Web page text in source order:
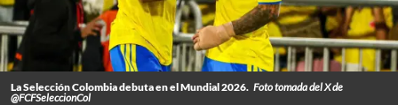
La Selección Colombia debuta en el Mundial 2026. Foto tomada del X de
@FCFSeleccionCol